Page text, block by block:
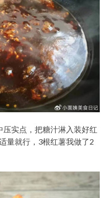
实点，把糖汁淋入装好红
量就行，3根红薯我做了2